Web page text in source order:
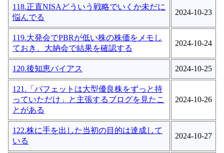
118.正直NISAどういう戦略でいくか未だに
悩んでる
2024-10-23
119.大発会でPBRが低い株の株価をメモし
ておき、大納会で結果を確認する
2024-10-24
120.後知恵バイアス 2024-10-25
121.「バフェットは大型優良株をずっと持
っていただけ」と主張するブログを見たこ
とがある
2024-10-26
122.株に手を出した当初の目的は達成して
いる
2024-10-27